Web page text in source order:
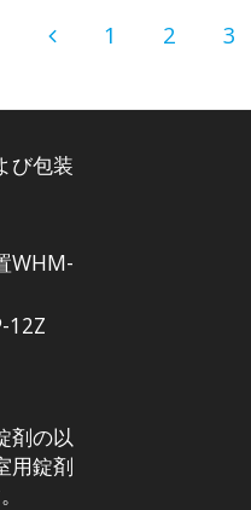
1 2 3
び包装
WHM-
12Z
剤の以
用錠剤